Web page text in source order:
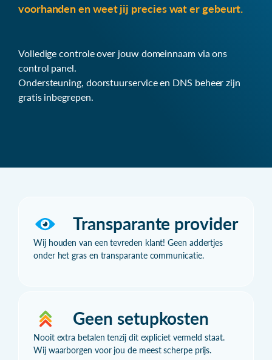
voorhanden en weet jij precies wat er gebeurt.
Volledige controle over jouw domeinnaam via ons
control panel.
Ondersteuning, doorstuurservice en DNS beheer zijn
gratis inbegrepen.
Transparante provider
Wij houden van een tevreden klant! Geen addertjes
onder het gras en transparante communicatie.
Geen setupkosten
Nooit extra betalen tenzij dit expliciet vermeld staat.
Wij waarborgen voor jou de meest scherpe prijs.